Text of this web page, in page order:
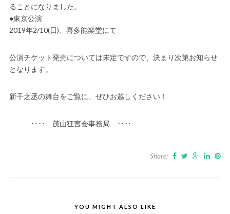
ることになりました。
●東京公演
2019年2/10(日)、喜多能楽堂にて
公演チケット発売については未定ですので、決まり次第お知らせ
となります。
新千之丞の舞台をご覧に、ぜひお越しください！
‥‥ 茂山狂言会事務局 ‥‥
Share:
YOU MIGHT ALSO LIKE